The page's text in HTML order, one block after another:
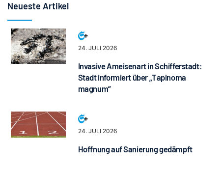
Neueste Artikel
24. JULI 2026
Invasive Ameisenart in Schifferstadt:
Stadt informiert über „Tapinoma
magnum“
24. JULI 2026
Hoffnung auf Sanierung gedämpft